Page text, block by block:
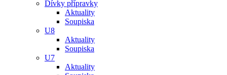
Dívky přípravky
Aktuality
Soupiska
U8
Aktuality
Soupiska
U7
Aktuality